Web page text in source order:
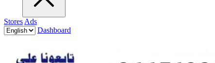
Stores Ads
Dashboard